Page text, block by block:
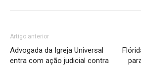
Artigo anterior
Advogada da Igreja Universal
entra com ação judicial contra